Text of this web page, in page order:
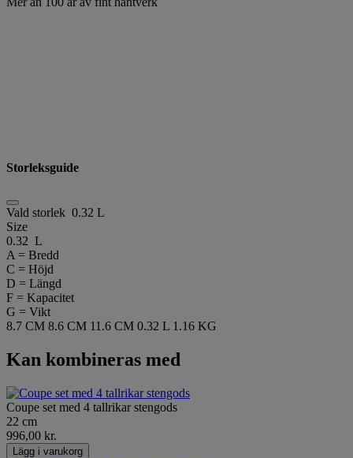
Storleksguide
Vald storlek 0.32 L
Size
0.32 L
A = Bredd
C = Höjd
D = Längd
F = Kapacitet
G = Vikt
8.7 CM 8.6 CM 11.6 CM 0.32 L 1.16 KG
Kan kombineras med
Coupe set med 4 tallrikar stengods
22 cm
996,00 kr.
Lägg i varukorg